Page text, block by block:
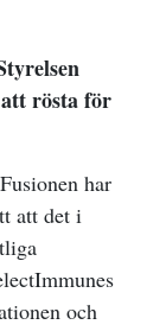
rösta för
har
att det i
och